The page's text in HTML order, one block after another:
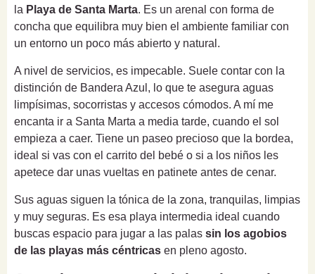
la Playa de Santa Marta. Es un arenal con forma de
concha que equilibra muy bien el ambiente familiar con
un entorno un poco más abierto y natural.
A nivel de servicios, es impecable. Suele contar con la
distinción de Bandera Azul, lo que te asegura aguas
limpísimas, socorristas y accesos cómodos. A mí me
encanta ir a Santa Marta a media tarde, cuando el sol
empieza a caer. Tiene un paseo precioso que la bordea,
ideal si vas con el carrito del bebé o si a los niños les
apetece dar unas vueltas en patinete antes de cenar.
Sus aguas siguen la tónica de la zona, tranquilas, limpias
y muy seguras. Es esa playa intermedia ideal cuando
buscas espacio para jugar a las palas sin los agobios
de las playas más céntricas en pleno agosto.